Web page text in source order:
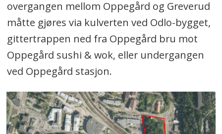
overgangen mellom Oppegård og Greverud
måtte gjøres via kulverten ved Odlo-bygget,
gittertrappen ned fra Oppegård bru mot
Oppegård sushi & wok, eller undergangen
ved Oppegård stasjon.